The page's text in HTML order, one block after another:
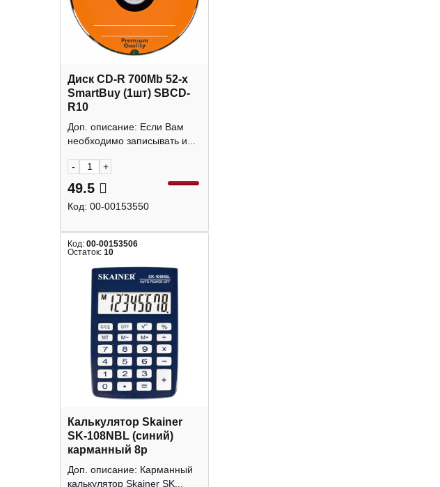
Диск CD-R 700Mb 52-х
SmartBuy (1шт) SBCD-
R10
Доп. описание: Если Вам
необходимо записывать и...
- +
49.5
Код: 00-00153550
Код: 00-00153506
Остаток: 10
Калькулятор Skainer
SK-108NBL (синий)
карманный 8р
Доп. описание: Карманный
калькулятор Skainer SK...